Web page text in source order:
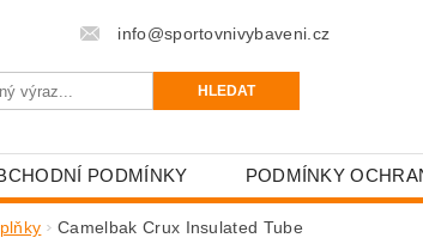
info@sportovnivybaveni.cz
PODMÍNKY PODMÍNKY
Camelbak Crux Insulated Tube